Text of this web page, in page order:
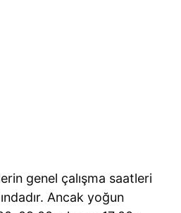
genel çalışma saatleri
Ancak yoğun